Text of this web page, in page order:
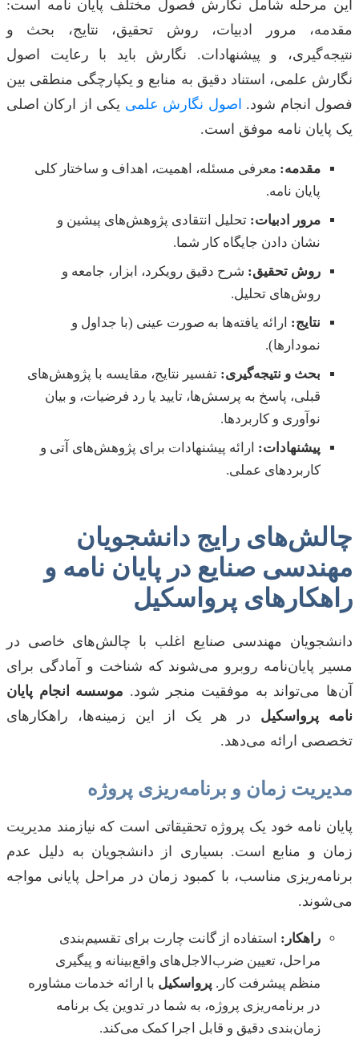
این مرحله شامل نگارش فصول مختلف پایان نامه است:
مقدمه، مرور ادبیات، روش تحقیق، نتایج، بحث و
نتیجه‌گیری، و پیشنهادات. نگارش باید با رعایت اصول
نگارش علمی، استناد دقیق به منابع و یکپارچگی منطقی بین
فصول انجام شود. اصول نگارش علمی یکی از ارکان اصلی
یک پایان نامه موفق است.
مقدمه: معرفی مسئله، اهمیت، اهداف و ساختار کلی
پایان نامه.
مرور ادبیات: تحلیل انتقادی پژوهش‌های پیشین و
نشان دادن جایگاه کار شما.
روش تحقیق: شرح دقیق رویکرد، ابزار، جامعه و
روش‌های تحلیل.
نتایج: ارائه یافته‌ها به صورت عینی (با جداول و
نمودارها).
بحث و نتیجه‌گیری: تفسیر نتایج، مقایسه با پژوهش‌های
قبلی، پاسخ به پرسش‌ها، تایید یا رد فرضیات، و بیان
نوآوری و کاربردها.
پیشنهادات: ارائه پیشنهادات برای پژوهش‌های آتی و
کاربردهای عملی.
چالش‌های رایج دانشجویان
مهندسی صنایع در پایان نامه و
راهکارهای پرواسکیل
دانشجویان مهندسی صنایع اغلب با چالش‌های خاصی در
مسیر پایان‌نامه روبرو می‌شوند که شناخت و آمادگی برای
آن‌ها می‌تواند به موفقیت منجر شود. موسسه انجام پایان
نامه پرواسکیل در هر یک از این زمینه‌ها، راهکارهای
تخصصی ارائه می‌دهد.
مدیریت زمان و برنامه‌ریزی پروژه
پایان نامه خود یک پروژه تحقیقاتی است که نیازمند مدیریت
زمان و منابع است. بسیاری از دانشجویان به دلیل عدم
برنامه‌ریزی مناسب، با کمبود زمان در مراحل پایانی مواجه
می‌شوند.
راهکار: استفاده از گانت چارت برای تقسیم‌بندی
مراحل، تعیین ضرب‌الاجل‌های واقع‌بینانه و پیگیری
منظم پیشرفت کار. پرواسکیل با ارائه خدمات مشاوره
در برنامه‌ریزی پروژه، به شما در تدوین یک برنامه
زمان‌بندی دقیق و قابل اجرا کمک می‌کند.